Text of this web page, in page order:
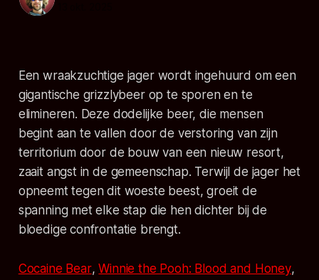
Een wraakzuchtige jager wordt ingehuurd om een
gigantische grizzlybeer op te sporen en te
elimineren. Deze dodelijke beer, die mensen
begint aan te vallen door de verstoring van zijn
territorium door de bouw van een nieuw resort,
zaait angst in de gemeenschap. Terwijl de jager het
opneemt tegen dit woeste beest, groeit de
spanning met elke stap die hen dichter bij de
bloedige confrontatie brengt.
Cocaine Bear,Winnie the Pooh: Blood and Honey,